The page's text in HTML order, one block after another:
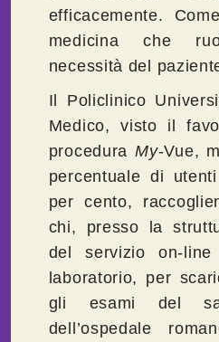
efficacemente.
medicina che
necessità del
Il Policlinico
Medico, visto il
proceduraMy-Vue,
percentuale di
per cento,
chi, presso la
del servizio on-
laboratorio, per
gli esami del
dell’ospedale